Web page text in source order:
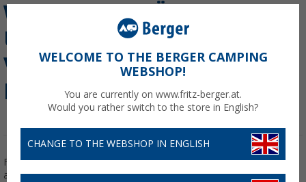
WIR UNTERSTÜTZEN DEN
UMELTSCHUTZ
VERANTWORTLICHE
ENTSORGUNG
Fritz Berger wählt gewissenhaft seine Lieferanten aus, nimmt aktiv
am Umweltschutz teil und beachtet die fachgerechte Entsorgung
WELCOME TO THE BERGER CAMPING
WEBSHOP!
You are currently on www.fritz-berger.at.
Would you rather switch to the store in English?
CHANGE TO THE WEBSHOP IN ENGLISH